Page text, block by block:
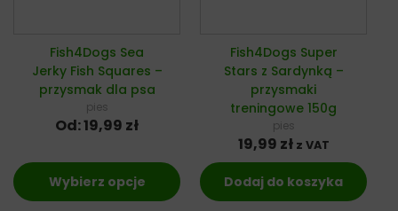
Fish4Dogs Sea
Jerky Fish Squares –
przysmak dla psa
pies
Od:19,99 zł
Wybierz opcje
Fish4Dogs Super
Stars z Sardynką –
przysmaki
treningowe 150g
pies
19,99 zł z VAT
Dodaj do koszyka